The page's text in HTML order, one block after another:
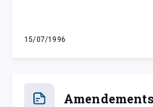
15/07/1996
lundi 15 juillet 1996